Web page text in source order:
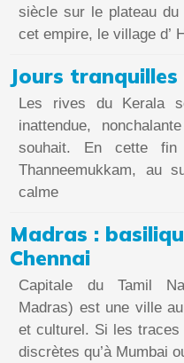
siècle sur le plateau du
cet empire, le village d’
Jours
Les rives du Kerala
inattendue,
souhait. En cette fin d’après-midi, le village de
Thanneemukkam, au
calme
Madras :
Chennai
Capitale du Tamil
Madras) est une ville
et culturel. Si les
discrètes qu’à Mumbai